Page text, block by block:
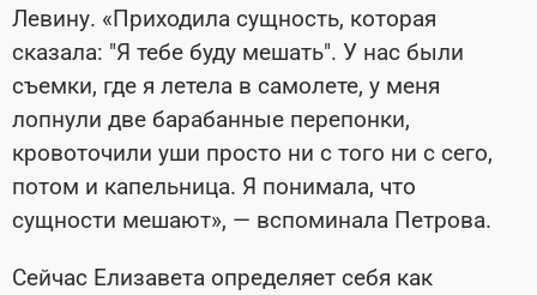
Левину. «Приходила сущность, которая
сказала: "Я тебе буду мешать". У нас были
съемки, где я летела в самолете, у меня
лопнули две барабанные перепонки,
кровоточили уши просто ни с того ни с сего,
потом и капельница. Я понимала, что
сущности мешают», — вспоминала Петрова.
Сейчас Елизавета определяет себя как